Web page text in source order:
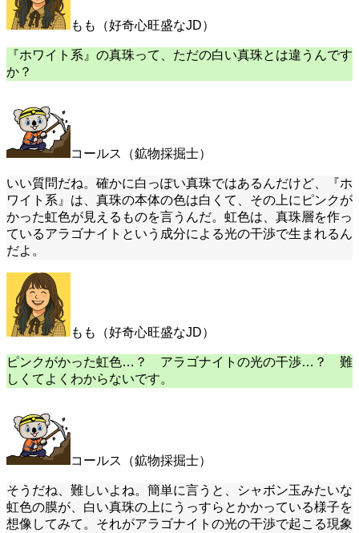
もも（好奇心旺盛なJD）
『ホワイト系』の真珠って、ただの白い真珠とは違うんです
か？
コールス（鉱物採掘士）
いい質問だね。確かに白っぽい真珠ではあるんだけど、『ホ
ワイト系』は、真珠の本体の色は白くて、その上にピンクが
かった虹色が見えるものを言うんだ。虹色は、真珠層を作っ
ているアラゴナイトという成分による光の干渉で生まれるん
だよ。
もも（好奇心旺盛なJD）
ピンクがかった虹色…？ アラゴナイトの光の干渉…？ 難
しくてよくわからないです。
コールス（鉱物採掘士）
そうだね、難しいよね。簡単に言うと、シャボン玉みたいな
虹色の膜が、白い真珠の上にうっすらとかかっている様子を
想像してみて。それがアラゴナイトの光の干渉で起こる現象